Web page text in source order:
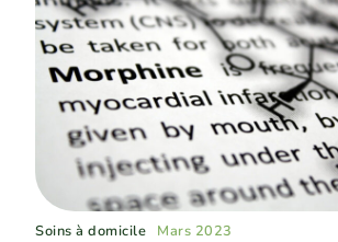
Soins à domicile Mars 2023